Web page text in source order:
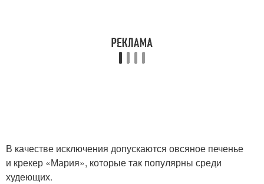
В качестве исключения допускаются овсяное печенье
и крекер «Мария», которые так популярны среди
худеющих.